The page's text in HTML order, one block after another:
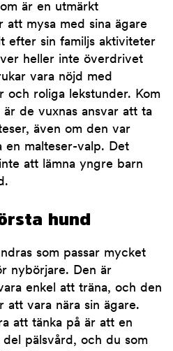
är en utmärkt
att mysa med sina ägare
efter sin familjs aktiviteter
heller inte överdrivet
vara nöjd med
och roliga lekstunder. Kom
de vuxnas ansvar att ta
även om den var
en malteser-valp. Det
att lämna yngre barn
hund
som passar mycket
nybörjare. Den är
enkel att träna, och den
att vara nära sin ägare.
att tänka på är att en
pälsvård, och du som